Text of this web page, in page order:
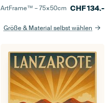
ArtFrame™ –75×50cm CHF134.-
Größe & Material selbst wählen